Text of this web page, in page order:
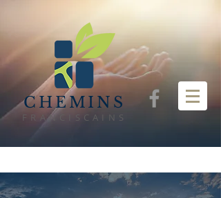
CHEMINS
FRANCISCAINS